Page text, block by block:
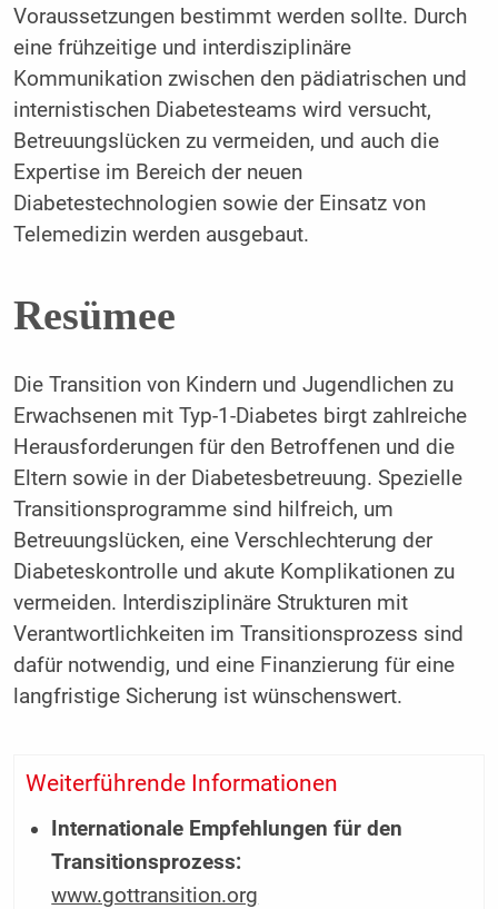
Voraussetzungen bestimmt werden sollte. Durch
eine frühzeitige und interdisziplinäre
Kommunikation zwischen den pädiatrischen und
internistischen Diabetesteams wird versucht,
Betreuungslücken zu vermeiden, und auch die
Expertise im Bereich der neuen
Diabetestechnologien sowie der Einsatz von
Telemedizin werden ausgebaut.
Resümee
Die Transition von Kindern und Jugendlichen zu
Erwachsenen mit Typ-1-Diabetes birgt zahlreiche
Herausforderungen für den Betroffenen und die
Eltern sowie in der Diabetesbetreuung. Spezielle
Transitionsprogramme sind hilfreich, um
Betreuungslücken, eine Verschlechterung der
Diabeteskontrolle und akute Komplikationen zu
vermeiden. Interdisziplinäre Strukturen mit
Verantwortlichkeiten im Transitionsprozess sind
dafür notwendig, und eine Finanzierung für eine
langfristige Sicherung ist wünschenswert.
Weiterführende Informationen
Internationale Empfehlungen für den
Transitionsprozess:
www.gottransition.org